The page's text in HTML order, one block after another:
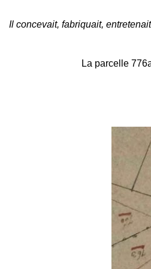
Il concevait, fabriquait,
La parcelle